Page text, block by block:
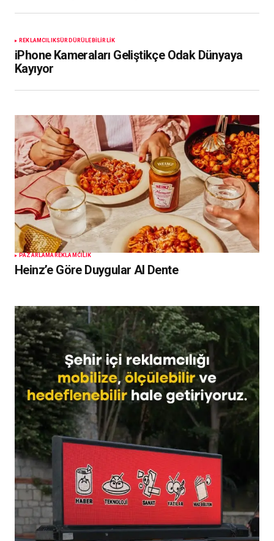
REKLAMCILIKSÜRDÜRÜLEBILIRLIK
iPhone Kameraları Geliştikçe Odak Dünyaya
Kayıyor
PAZARLAMA REKLAMCILIK
Heinz’e Göre Duygular Al Dente